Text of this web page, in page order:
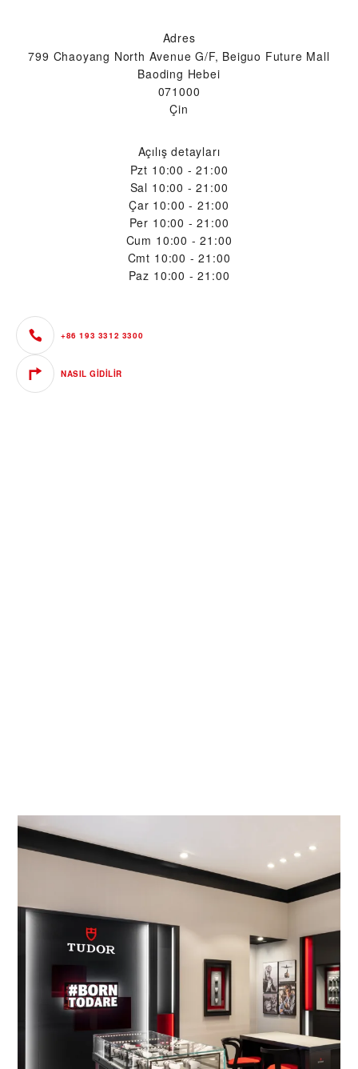
Adres
799 Chaoyang North Avenue G/F, Beiguo Future Mall
Baoding Hebei
071000
Çin
Açılış detayları
Pzt 10:00 - 21:00
Sal 10:00 - 21:00
Çar 10:00 - 21:00
Per 10:00 - 21:00
Cum 10:00 - 21:00
Cmt 10:00 - 21:00
Paz 10:00 - 21:00
+86 193 3312 3300
NASIL GIDILIR